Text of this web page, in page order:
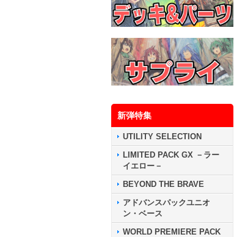
新弾特集
UTILITY SELECTION
LIMITED PACK GX －ラー
イエロー－
BEYOND THE BRAVE
アドバンスパックユニオ
ン・ベース
WORLD PREMIERE PACK